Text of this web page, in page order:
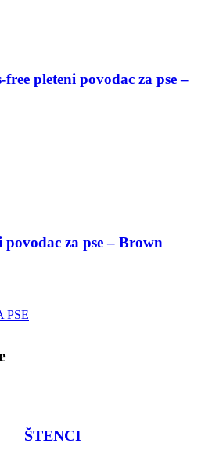
pleteni povodac za pse –
za pse – Brown
PSE
ŠTENCI